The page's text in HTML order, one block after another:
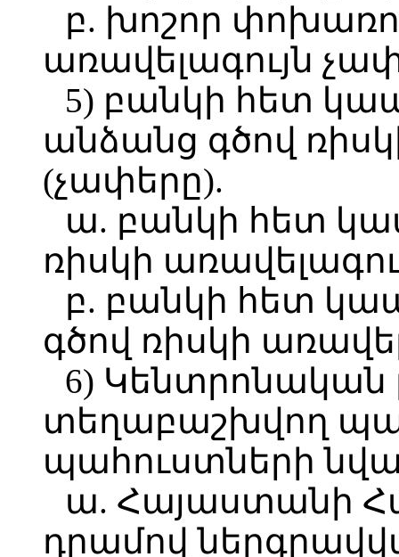
բ. խոշոր
առավելագույն
5) բանկի հետ
անձանց գծով
(չափերը).
ա. բանկի հետ
ռիսկի
բ. բանկի հետ
գծով ռիսկի
6) Կենտրոնական
տեղաբաշխվող
պահուստների
ա. Հայաստանի
դրամով